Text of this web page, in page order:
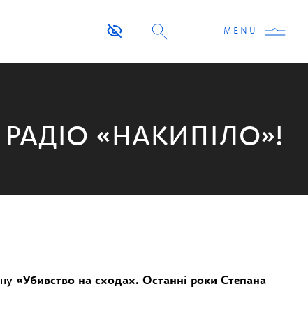
MENU
«НАКИПІЛО»!
«Убивство на сходах. Останні роки Степана